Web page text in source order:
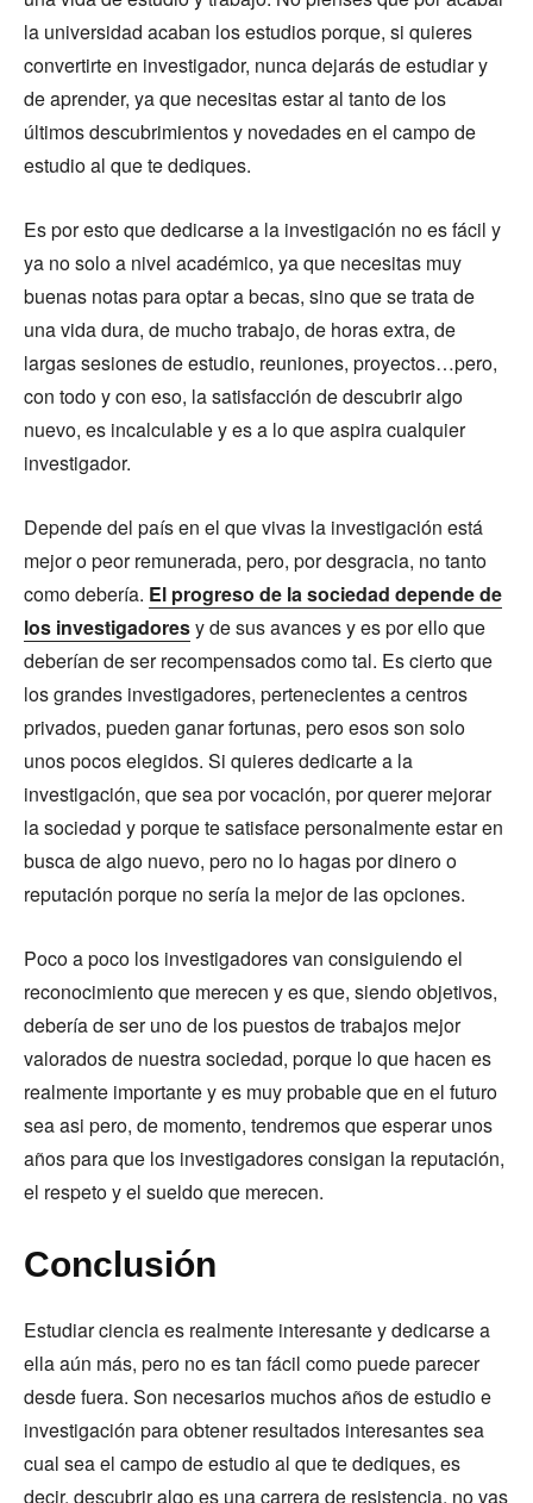
la universidad acaban los estudios porque, si quieres
convertirte en investigador, nunca dejarás de estudiar y
de aprender, ya que necesitas estar al tanto de los
últimos descubrimientos y novedades en el campo de
estudio al que te dediques.
Es por esto que dedicarse a la investigación no es fácil y
ya no solo a nivel académico, ya que necesitas muy
buenas notas para optar a becas, sino que se trata de
una vida dura, de mucho trabajo, de horas extra, de
largas sesiones de estudio, reuniones, proyectos…pero,
con todo y con eso, la satisfacción de descubrir algo
nuevo, es incalculable y es a lo que aspira cualquier
investigador.
Depende del país en el que vivas la investigación está
mejor o peor remunerada, pero, por desgracia, no tanto
como debería. El progreso de la sociedad depende de
los investigadoresy de sus avances y es por ello que
deberían de ser recompensados como tal. Es cierto que
los grandes investigadores, pertenecientes a centros
privados, pueden ganar fortunas, pero esos son solo
unos pocos elegidos. Si quieres dedicarte a la
investigación, que sea por vocación, por querer mejorar
la sociedad y porque te satisface personalmente estar en
busca de algo nuevo, pero no lo hagas por dinero o
reputación porque no sería la mejor de las opciones.
Poco a poco los investigadores van consiguiendo el
reconocimiento que merecen y es que, siendo objetivos,
debería de ser uno de los puestos de trabajos mejor
valorados de nuestra sociedad, porque lo que hacen es
realmente importante y es muy probable que en el futuro
sea asi pero, de momento, tendremos que esperar unos
años para que los investigadores consigan la reputación,
el respeto y el sueldo que merecen.
Conclusión
Estudiar ciencia es realmente interesante y dedicarse a
ella aún más, pero no es tan fácil como puede parecer
desde fuera. Son necesarios muchos años de estudio e
investigación para obtener resultados interesantes sea
cual sea el campo de estudio al que te dediques, es
decir, descubrir algo es una carrera de resistencia, no vas